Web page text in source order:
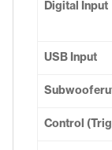
Digital Input
USB Input
Control